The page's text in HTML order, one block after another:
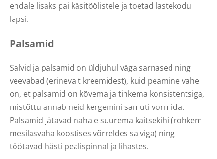
endale lisaks pai käsitöölistele ja toetad lastekodu
lapsi.
Palsamid
Salvid ja palsamid on üldjuhul väga sarnased ning
veevabad (erinevalt kreemidest), kuid peamine vahe
on, et palsamid on kõvema ja tihkema konsistentsiga,
mistõttu annab neid kergemini samuti vormida.
Palsamid jätavad nahale suurema kaitsekihi (rohkem
mesilasvaha koostises võrreldes salviga) ning
töötavad hästi pealispinnal ja lihastes.